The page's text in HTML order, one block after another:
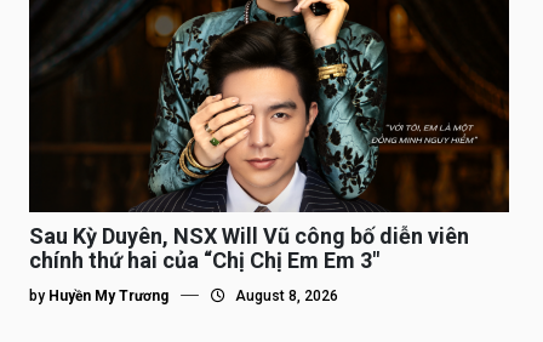
Sau Kỳ Duyên, NSX Will Vũ công bố diễn viên
chính thứ hai của “Chị Chị Em Em 3″
by Huyền My Trương August 8, 2026